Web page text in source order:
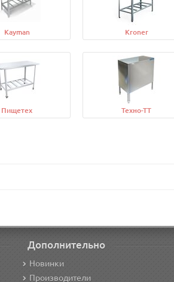
Kayman Kroner
Пищетех Техно-ТТ
Дополнительно
Новинки
Производители